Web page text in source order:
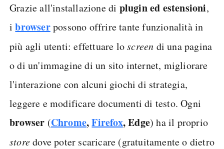
Grazie all'installazione di plugin ed estensioni,
ibrowserpossono offrire tante funzionalità in
più agli utenti: effettuare loscreen di una pagina
o di un'immagine di un sito internet, migliorare
l'interazione con alcuni giochi di strategia,
leggere e modificare documenti di testo. Ogni
browser (Chrome,Firefox, Edge) ha il proprio
storedove poter scaricare (gratuitamente o dietro